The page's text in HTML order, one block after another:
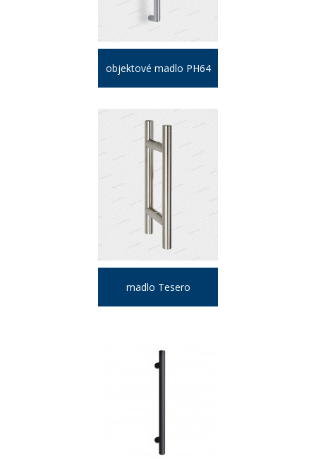
objektové madlo PH64
madlo Tesero